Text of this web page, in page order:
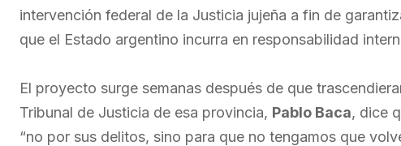
intervención federal de la Justicia jujeña a fin de
que el Estado argentino incurra en responsabilidad
El proyecto surge semanas después de que
Tribunal de Justicia de esa provincia, Pablo Baca, dice
“no por sus delitos, sino para que no tengamos que